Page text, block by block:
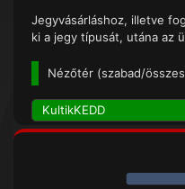
Jegyvásárláshoz, illetve
ki a jegy típusát, utána az
Nézőtér (szabad/összes
KultikKEDD